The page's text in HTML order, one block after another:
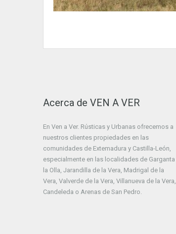
Acerca de VEN A VER
En Ven a Ver. Rústicas y Urbanas ofrecemos a
nuestros clientes propiedades en las
comunidades de Extemadura y Castilla-León,
especialmente en las localidades de Garganta
la Olla, Jarandilla de la Vera, Madrigal de la
Vera, Valverde de la Vera, Villanueva de la Vera,
Candeleda o Arenas de San Pedro.